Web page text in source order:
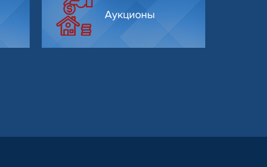
Аукционы